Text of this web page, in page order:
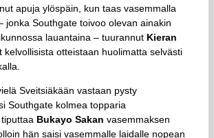
apuja ylöspäin, kun taas vasemmalla
jonka Southgate toivoo olevan ainakin
lauantaina – tuurannut Kieran
otteistaan huolimatta selvästi
Sveitsiäkään vastaan pysty
Southgate kolmea topparia
Bukayo Sakan vasemmaksen
hän saisi vasemmalle laidalle nopean